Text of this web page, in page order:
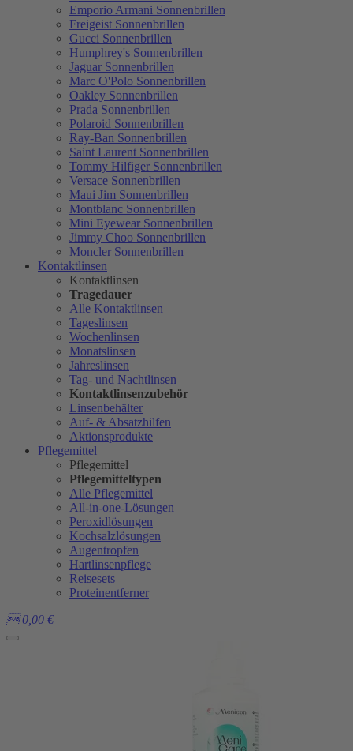
Emporio Armani Sonnenbrillen
Freigeist Sonnenbrillen
Gucci Sonnenbrillen
Humphrey's Sonnenbrillen
Jaguar Sonnenbrillen
Marc O'Polo Sonnenbrillen
Oakley Sonnenbrillen
Prada Sonnenbrillen
Polaroid Sonnenbrillen
Ray-Ban Sonnenbrillen
Saint Laurent Sonnenbrillen
Tommy Hilfiger Sonnenbrillen
Versace Sonnenbrillen
Maui Jim Sonnenbrillen
Montblanc Sonnenbrillen
Mini Eyewear Sonnenbrillen
Jimmy Choo Sonnenbrillen
Moncler Sonnenbrillen
Kontaktlinsen
Kontaktlinsen
Tragedauer
Alle Kontaktlinsen
Tageslinsen
Wochenlinsen
Monatslinsen
Jahreslinsen
Tag- und Nachtlinsen
Kontaktlinsenzubehör
Linsenbehälter
Auf- & Absatzhilfen
Aktionsprodukte
Pflegemittel
Pflegemittel
Pflegemitteltypen
Alle Pflegemittel
All-in-one-Lösungen
Peroxidlösungen
Kochsalzlösungen
Augentropfen
Hartlinsenpflege
Reisesets
Proteinentferner
 0,00 €